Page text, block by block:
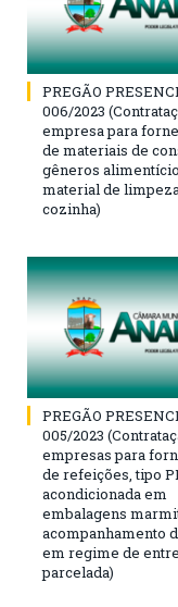
PREGÃO
006/2023
empresa para
de materiais de
gêneros
material de
cozinha)
PREGÃO
005/2023
empresas para
de refeições, tipo
acondicionada em
embalagens
acompanhamento
em regime de
parcelada)